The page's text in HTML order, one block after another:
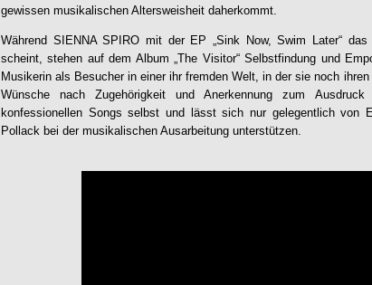
gewissen musikalischen Altersweisheit daherkommt.
Während SIENNA SPIRO mit der EP „Sink Now, Swim Later“
scheint, stehen auf dem Album „The Visitor“ Selbstfindung und
Musikerin als Besucher in einer ihr fremden Welt, in der sie noch
Wünsche nach Zugehörigkeit und Anerkennung zum
konfessionellen Songs selbst und lässt sich nur gelegentlich von
Pollack bei der musikalischen Ausarbeitung unterstützen.